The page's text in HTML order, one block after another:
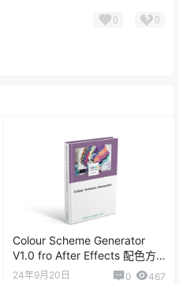
0 0
Colour Scheme Generator
V1.0 fro After Effects 配色方
案插件
24年9月20日 0 467